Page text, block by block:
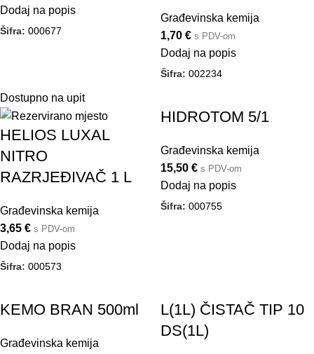
Dodaj na popis
Šifra: 000677
Građevinska kemija
1,70 € s PDV-om
Dodaj na popis
Šifra: 002234
Dostupno na upit
HELIOS LUXAL
NITRO
RAZRJEĐIVAČ 1 L
Građevinska kemija
3,65 € s PDV-om
Dodaj na popis
Šifra: 000573
HIDROTOM 5/1
Građevinska kemija
15,50 € s PDV-om
Dodaj na popis
Šifra: 000755
KEMO BRAN 500ml
Građevinska kemija
L(1L) ČISTAČ TIP 10
DS(1L)